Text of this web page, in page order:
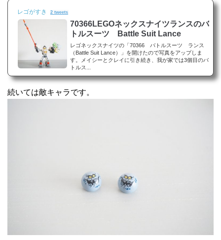
レゴがすき 2 tweets
70366LEGOネックスナイツランスのバ
トルスーツ Battle Suit Lance
レゴネックスナイツの「70366 バトルスーツ ランス
（Battle Suit Lance）」を開けたので写真をアップしま
す。メイシーとクレイに引き続き、我が家では3個目のバ
トルス...
続いては敵キャラです。